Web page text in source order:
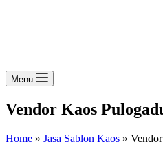
Menu
Vendor Kaos
Home » Jasa Sablon Kaos »